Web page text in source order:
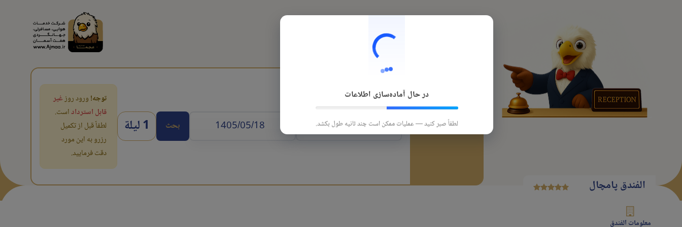
تورهای داخلی
تاريخ الوصول بحث 1 ليلة
توجه!ورود روزغیر
قابل استرداداست.
لطفاً قبل از تکمیل
رزرو به این مورد
دقت فرمایید.
در حال آماده‌سازی اطلاعات
لطفاً صبر کنید — عملیات ممکن است چند ثانیه طول بکشد.
الفندق پامچال
معلومات الفندق